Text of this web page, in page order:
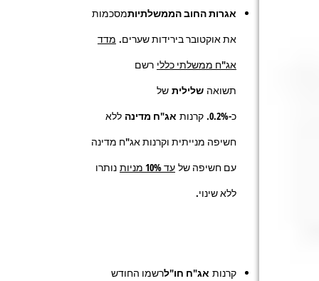
אגרות החוב הממשלתיותמסכמות
את אוקטובר בירידות שערים. מדד
אג"ח ממשלתי כללי רשם
תשואה שלילית של
כ-0.2%. קרנות אג"ח מדינה ללא
חשיפה מנייתית וקרנות אג"ח מדינה
עם חשיפה של עד 10% מניות
נותרו
ללא שינוי.
קרנות אג"ח חו"לרשמו החודש